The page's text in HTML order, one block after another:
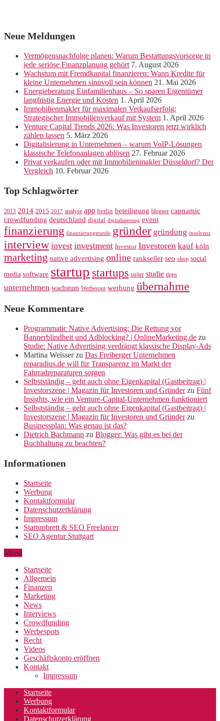
Neue Meldungen
Vermögensnachfolge planen: Warum Bestattungsvorsorge in
jede seriöse Finanzplanung gehört 7. August 2026
Wachstum mit Fremdkapital finanzieren: Wann Kredite für
kleine Unternehmen sinnvoll sein können 21. Mai 2026
Energieberatung Einfamilienhaus – So sparen Eigentümer
langfristig Energie und Kosten 1. April 2026
Immobilienmakler für maximalen Verkaufserfolg:
Strategischer Immobilienverkauf mit System 1. April 2026
Venture Capital Trends 2026: Was Investoren jetzt wirklich
zählen lassen 5. März 2026
Digitalisierung in Unternehmen – warum VoIP-Lösungen
klassische Telefonanlagen ablösen 27. Februar 2026
Privat verkaufen oder mit Immobilienmakler Düsseldorf? Der
Vergleich 10. Februar 2026
Top Schlagwörter
2013 2014 2015 2017 analyse app berlin beteiligung blogger capnamic
crowdfunding deutschland digital digitalisierung event
finanzierung finanzierungsrunde gründer gründung insolvenz
interview invest investment Investor Investoren kauf köln
marketing native advertising online rankseller seo shop social
media software startup startups ströer studie tipps
unternehmen wachstum Werbespot werbung übernahme
Neue Kommentare
Programmatic Native Advertising: Die Rettung vor
Bannerblindheit und Adblocking? | OnlineMarketing.de zu
Studie: Native Advertising verdrängt klassische Display-Ads
Martina Weisserzu Das Freiberger Unternehmen
reparadius.de will für Transparenz im Markt der
Fahrradreparaturen sorgen
Selbstständig – geht auch ohne Eigenkapital (Gastbeitrag) |
Investorszene | Magazin für Investoren und Gründerzu Fünf
Insights, wie ein Venture-Capital-Unternehmen funktioniert
Selbstständig – geht auch ohne Eigenkapital (Gastbeitrag) |
Investorszene | Magazin für Investoren und Gründerzu
Businessplan: Was genau ist das?
Dietrich Bachmann zu Blogger: Was gibt es bei der
Buchhaltung zu beachten?
Informationen
Startseite
Werbung
Kontaktformular
Datenschutzerklärung
Impressum
Startupbrett & SEO Freelancer
SEO Agentur Stuttgart
Menu
Startseite
Allgemein
Finanzen
Marketing
News
Interviews
Crowdfunding
Werbespots
Recht
Videos
Geschäftskonto eröffnen
Kontakt
Impressum
Startseite
Werbung
Kontaktformular
Datenschutzerklärung